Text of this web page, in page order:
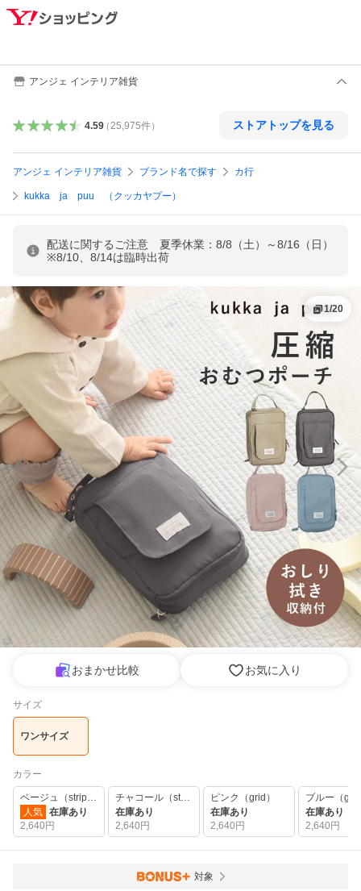
アンジェ インテリア雑貨
4.59（ 25,975件） ストアトップを見る
アンジェ インテリア雑貨 ブランド名で探す カ行
kukka ja puu （クッカヤプー）
配送に関するご注意 夏季休業：8/8（土）～8/16（日）
※8/10、8/14は臨時出荷
1/20
おまかせ比較 お気に入り
サイズ
ワンサイズ
カラー
ベージュ（stripe）
人気 在庫あり
2,640 円
チャコール（stripe）
在庫あり
2,640 円
ピンク（grid）
在庫あり
2,640 円
ブルー（
在庫あり
2,640 円
対象